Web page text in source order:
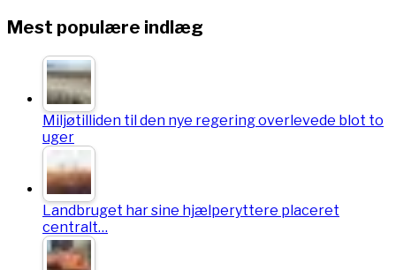
Mest populære indlæg
Miljøtilliden til den nye regering overlevede blot to
uger
Landbruget har sine hjælperyttere placeret
centralt…